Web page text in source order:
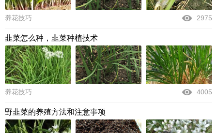
养花技巧 2975
韭菜怎么种，韭菜种植技术
养花技巧 4005
野韭菜的养殖方法和注意事项